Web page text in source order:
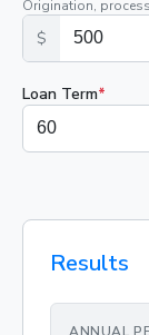
Origination,
$
Loan Term*
Results
ANNUAL